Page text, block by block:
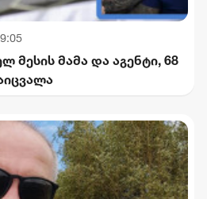
მესის მამა და აგენტი, 68